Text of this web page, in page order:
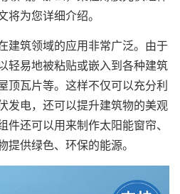
将为您详细介绍。
建筑领域的应用非常广泛。由于
轻易地被粘贴或嵌入到各种建筑
顶瓦片等。这样不仅可以充分利
发电，还可以提升建筑物的美观
件还可以用来制作太阳能窗帘、
提供绿色、环保的能源。